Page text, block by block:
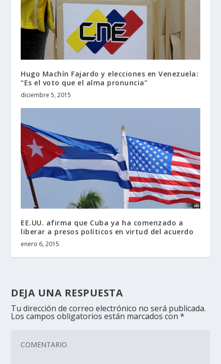
Hugo Machín Fajardo y elecciones en Venezuela:
“Es el voto que el alma pronuncia”
diciembre 5, 2015
EE.UU. afirma que Cuba ya ha comenzado a
liberar a presos políticos en virtud del acuerdo
enero 6, 2015
DEJA UNA RESPUESTA
Tu dirección de correo electrónico no será publicada.
Los campos obligatorios están marcados con*